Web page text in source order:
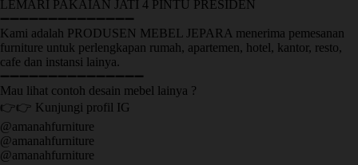
LEMARI PAKAIAN JATI 4 PINTU PRESIDEN
➖➖➖➖➖➖➖➖➖➖➖➖➖➖
Kami adalah PRODUSEN MEBEL JEPARA menerima pemesanan
furniture untuk perlengkapan rumah, apartemen, hotel, kantor, resto,
cafe dan instansi lainya.
➖➖➖➖➖➖➖➖➖➖➖➖➖➖➖
Mau lihat contoh desain mebel lainya ?
👉👉 Kunjungi profil IG
@amanahfurniture
@amanahfurniture
@amanahfurniture